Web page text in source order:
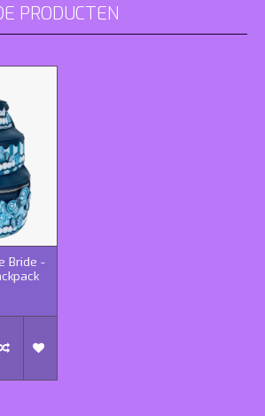
PRODUCTEN
Bride -